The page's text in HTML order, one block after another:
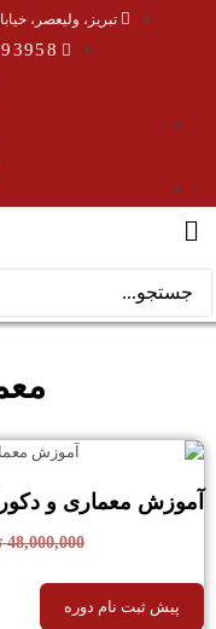
تبریز، ولیعصر،
– ( 041)
آموزش معماری و
48,000,000
پیش ثبت نام دوره